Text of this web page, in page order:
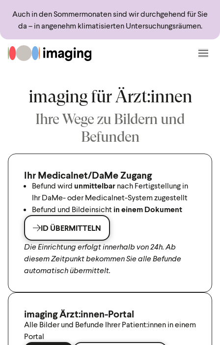
Auch in den Sommermonaten sind wir durchgehend für Sie
da – in angenehm klimatisierten Untersuchungsräumen.
Sprungmarken
Zur Startseite
imaging für Ärzt:innen
Ihre Wege zu Bildern und
Befunden
Ihr Medicalnet/DaMe Zugang
Befund wird unmittelbar nach Fertigstellung in
Ihr DaMe- oder Medicalnet-System zugestellt
Befund und Bildeinsicht in einem Dokument
ID ÜBERMITTELN
Die Einrichtung erfolgt innerhalb von 24h. Ab
diesem Zeitpunkt bekommen Sie alle Befunde
automatisch übermittelt.
imaging Ärzt:innen-Portal
Alle Bilder und Befunde Ihrer Patient:innen in einem
Portal